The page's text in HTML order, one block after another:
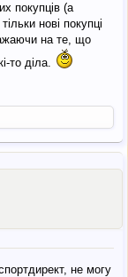
покупців (а
нові покупці
на те, що
то діла.
не могу